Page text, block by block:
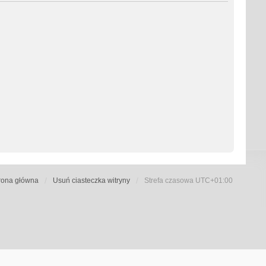
główna Usuń ciasteczka witryny Strefa czasowa UTC+01:00